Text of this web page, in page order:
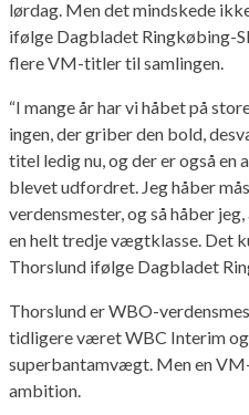
lørdag. Men det mindskede
ifølge Dagbladet Ringkøbing-
flere VM-titler til samlingen.
“I mange år har vi håbet på
ingen, der griber den bold,
titel ledig nu, og der er også en
blevet udfordret. Jeg håber
verdensmester, og så håber
en helt tredje vægtklasse. Det
Thorslund ifølge Dagbladet
Thorslund er WBO-
tidligere været WBC Interim
superbantamvægt. Men en
ambition.